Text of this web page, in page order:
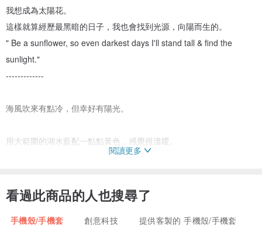
我想成為太陽花。
這樣就算經歷最黑暗的日子，我也會找到光源，向陽而生的。
" Be a sunflower, so even darkest days I'll stand tall & find the
sunlight."
-------------
海風吹來有點冷，但幸好有陽光。
用大範圍的湖水藍配一點點黃色，感覺很溫暖。
/.Warm yellow and cool blue”
太陽花跟大海，對你來說有甚麼特別意義嗎？
閱讀更多
看過此商品的人也搜尋了
手機殼/手機套 創意科技 提供客製的 手機殼/手機套